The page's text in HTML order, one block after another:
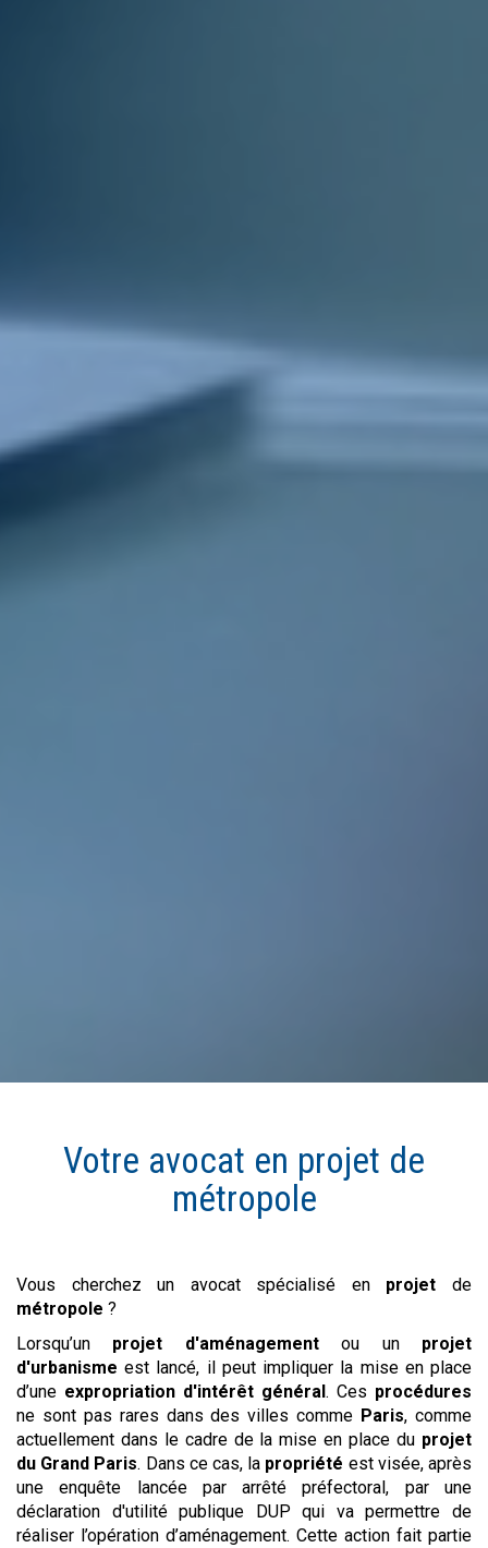
Votre avocat en projet de
métropole
Vous cherchez un avocat spécialisé en projet de
métropole ?
Lorsqu’un projet d'aménagementou un projet
d'urbanisme est lancé, il peut impliquer la mise en place
d’une expropriation d'intérêt général. Ces procédures
ne sont pas rares dans des villes comme Paris, comme
actuellement dans le cadre de la mise en place du projet
du Grand Paris. Dans ce cas, la propriété est visée, après
une enquête lancée par arrêté préfectoral, par une
déclaration d'utilité publique DUP qui va permettre de
réaliser l’opération d’aménagement. Cette action fait partie